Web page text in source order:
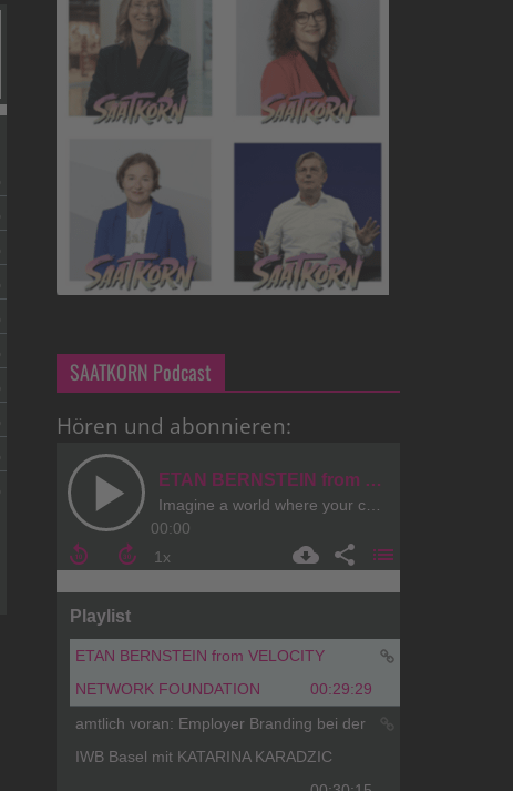
SAATKORN Podcast
Hören und abonnieren: